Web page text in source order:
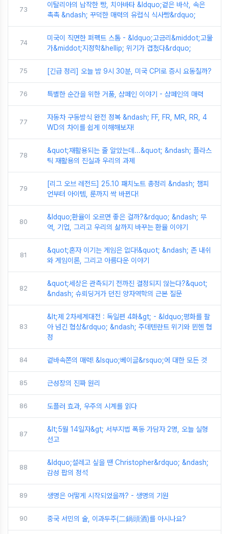
73
이탈리아의 납작한 빵, 치아바타 &ldquo;겉은 바삭, 속은
촉촉 &ndash; 꾸덕한 매력의 유럽식 식사빵&rdquo;
74
미국이 직면한 퍼펙트 스톰 - &ldquo;고금리&middot;고물
가&middot;지정학&hellip; 위기가 겹쳤다&rdquo;
75 [긴급 정리] 오늘 밤 9시 30분, 미국 CPI로 증시 요동칠까?
76 특별한 순간을 위한 거품, 샴페인 이야기 - 샴페인의 매력
77
자동차 구동방식 완전 정복 &ndash; FF, FR, MR, RR, 4
WD의 차이를 쉽게 이해해보자!
78
&quot;재활용되는 줄 알았는데...&quot; &ndash; 플라스
틱 재활용의 진실과 우리의 과제
79
[리그 오브 레전드] 25.10 패치노트 총정리 &ndash; 챔피
언부터 아이템, 룬까지 싹 바뀐다!
80
&ldquo;환율이 오르면 좋은 걸까?&rdquo; &ndash; 무
역, 기업, 그리고 우리의 삶까지 바꾸는 환율 이야기
81
&quot;혼자 이기는 게임은 없다!&quot; &ndash; 존 내쉬
와 게임이론, 그리고 아름다운 이야기
82
&quot;세상은 관측되기 전까진 결정되지 않는다?&quot;
&ndash; 슈뢰딩거가 던진 양자역학의 근본 질문
83
&lt;제 2차세계대전 : 독일편 4화&gt; - &ldquo;평화를 팔
아 넘긴 협상&rdquo; &ndash; 주데텐란트 위기와 뮌헨 협
정
84 겉바속쫀의 매력! &lsquo;베이글&rsquo;에 대한 모든 것
85 근성장의 진짜 원리
86 도플러 효과, 우주의 시계를 읽다
87
&lt;5월 14일자&gt; 서부지법 폭동 가담자 2명, 오늘 실형
선고
88
&ldquo;설레고 싶을 땐 Christopher&rdquo; &ndash;
감성 팝의 정석
89 생명은 어떻게 시작되었을까? - 생명의 기원
90 중국 서민의 술, 이과두주(二鍋頭酒)를 아시나요?